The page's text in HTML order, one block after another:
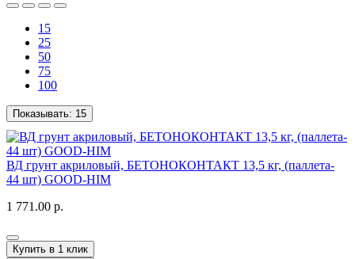
15
25
50
75
100
Показывать: 15
ВД грунт акриловый, БЕТОНOКОНТАКT 13,5 кг, (паллета-
44 шт) GOOD-HIM
1 771.00 р.
Купить в 1 клик